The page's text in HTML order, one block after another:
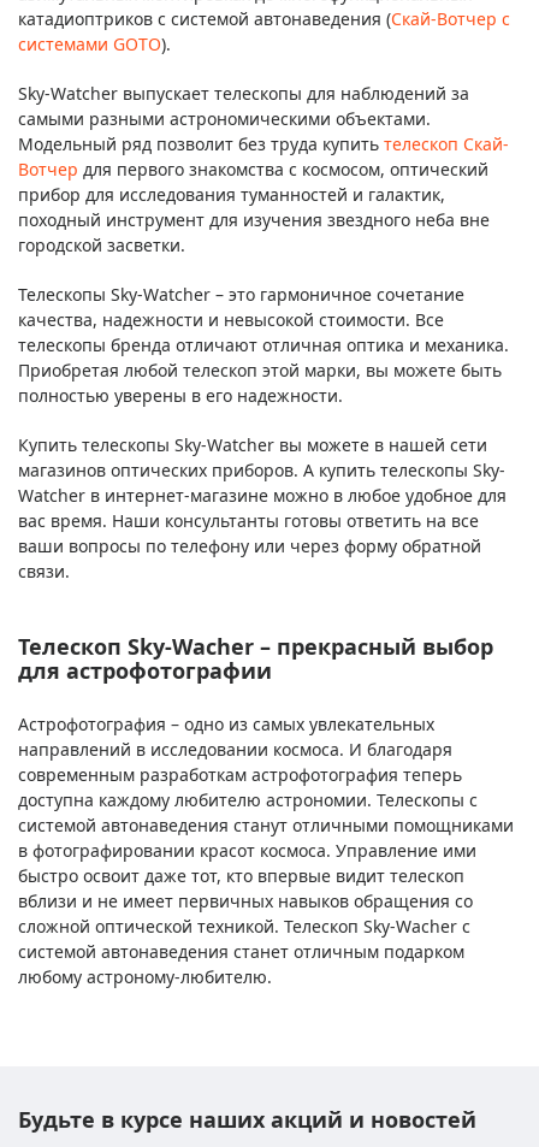
катадиоптриков с системой автонаведения (Скай-Вотчер с
системами GOTO).
Sky-Watcher выпускает телескопы для наблюдений за
самыми разными астрономическими объектами.
Модельный ряд позволит без труда купить телескоп Скай-
Вотчер для первого знакомства с космосом, оптический
прибор для исследования туманностей и галактик,
походный инструмент для изучения звездного неба вне
городской засветки.
Телескопы Sky-Watcher – это гармоничное сочетание
качества, надежности и невысокой стоимости. Все
телескопы бренда отличают отличная оптика и механика.
Приобретая любой телескоп этой марки, вы можете быть
полностью уверены в его надежности.
Купить телескопы Sky-Watcher вы можете в нашей сети
магазинов оптических приборов. А купить телескопы Sky-
Watcher в интернет-магазине можно в любое удобное для
вас время. Наши консультанты готовы ответить на все
ваши вопросы по телефону или через форму обратной
связи.
Телескоп Sky-Wacher – прекрасный выбор
для астрофотографии
Астрофотография – одно из самых увлекательных
направлений в исследовании космоса. И благодаря
современным разработкам астрофотография теперь
доступна каждому любителю астрономии. Телескопы с
системой автонаведения станут отличными помощниками
в фотографировании красот космоса. Управление ими
быстро освоит даже тот, кто впервые видит телескоп
вблизи и не имеет первичных навыков обращения со
сложной оптической техникой. Телескоп Sky-Wacher с
системой автонаведения станет отличным подарком
любому астроному-любителю.
Будьте в курсе наших акций и новостей